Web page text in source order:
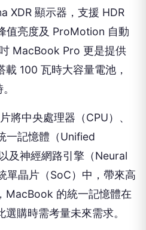
XDR 顯示器，支援 HDR
值亮度及 ProMotion 自動
MacBook Pro 更是提供
100 瓦時大容量電池，
將中央處理器（CPU）、
一記憶體（Unified
及神經網路引擎（Neural
單晶片（SoC）中，帶來高
MacBook 的統一記憶體在
購時需考量未來需求。